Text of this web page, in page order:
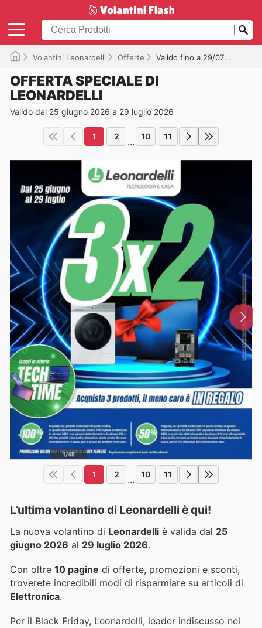
Volantini Leonardelli Offerte Valido fino a 29/07/2026
OFFERTA SPECIALE DI
LEONARDELLI
Valido dal 25 giugno 2026 a 29 luglio 2026
1 2 ... 10 11
1 2 ... 10 11
L’ultima volantino di Leonardelli è qui!
La nuova volantino di Leonardelli è valida dal 25
giugno 2026 al 29 luglio 2026.
Con oltre 10 pagine di offerte, promozioni e sconti,
troverete incredibili modi di risparmiare su articoli di
Elettronica.
Per il Black Friday, Leonardelli, leader indiscusso nel